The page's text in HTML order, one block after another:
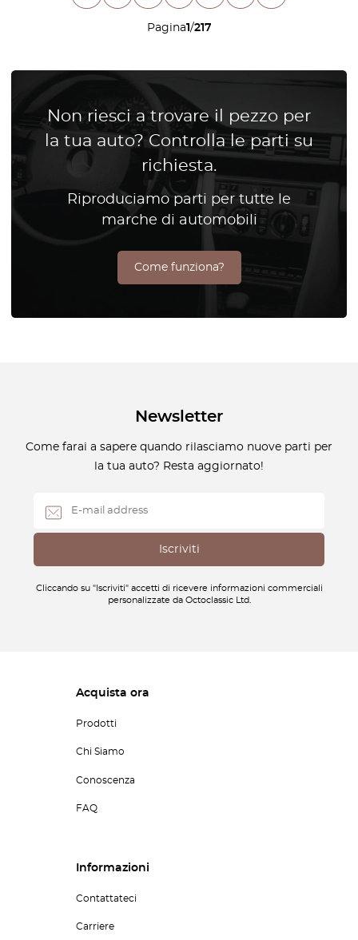
Pagina1/217
Non riesci a trovare il pezzo per
la tua auto? Controlla le parti su
richiesta.
Riproduciamo parti per tutte le
marche di automobili
Come funziona?
Newsletter
Come farai a sapere quando rilasciamo nuove parti per
la tua auto? Resta aggiornato!
Cliccando su "Iscriviti" accetti di ricevere informazioni commerciali
personalizzate da Octoclassic Ltd.
Acquista ora
Prodotti
Chi Siamo
Conoscenza
FAQ
Informazioni
Contattateci
Carriere